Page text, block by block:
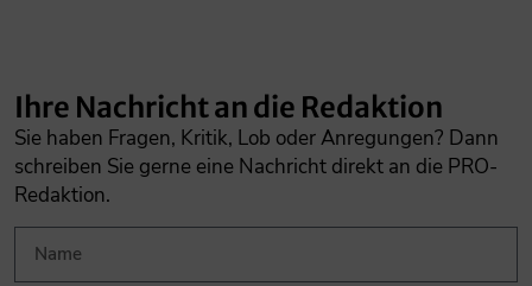
Ihre Nachricht an die Redaktion
Sie haben Fragen, Kritik, Lob oder Anregungen? Dann
schreiben Sie gerne eine Nachricht direkt an die PRO-
Redaktion.